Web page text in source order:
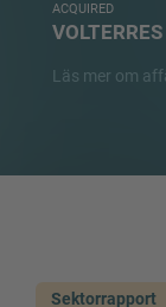
ACQUIRED
VOLTERRES
Läs mer om
Sektorrapport